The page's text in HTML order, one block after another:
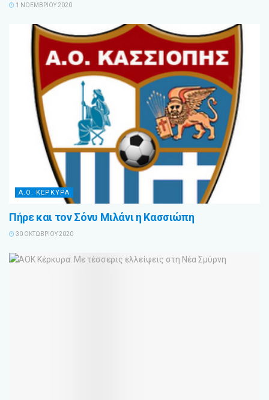
1 ΝΟΕΜΒΡΊΟΥ 2020
Α.Ο. ΚΕΡΚΥΡΑ
Πήρε και τον Σόνυ Μιλάνι η Κασσιώπη
30 ΟΚΤΩΒΡΊΟΥ 2020